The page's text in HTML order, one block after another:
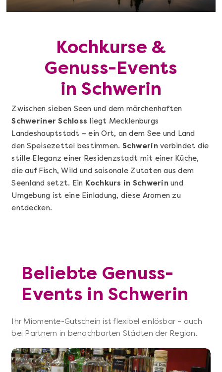
Kochkurse &
Genuss-Events
in Schwerin
Zwischen sieben Seen und dem märchenhaften
Schweriner Schloss liegt Mecklenburgs
Landeshauptstadt – ein Ort, an dem See und Land
den Speisezettel bestimmen. Schwerinverbindet die
stille Eleganz einer Residenzstadt mit einer Küche,
die auf Fisch, Wild und saisonale Zutaten aus dem
Seenland setzt. Ein Kochkurs in Schwerinund
Umgebung ist eine Einladung, diese Aromen zu
entdecken.
Beliebte Genuss-
Events in Schwerin
Ihr Miomente-Gutschein ist flexibel einlösbar – auch
bei Partnern in benachbarten Städten der Region.